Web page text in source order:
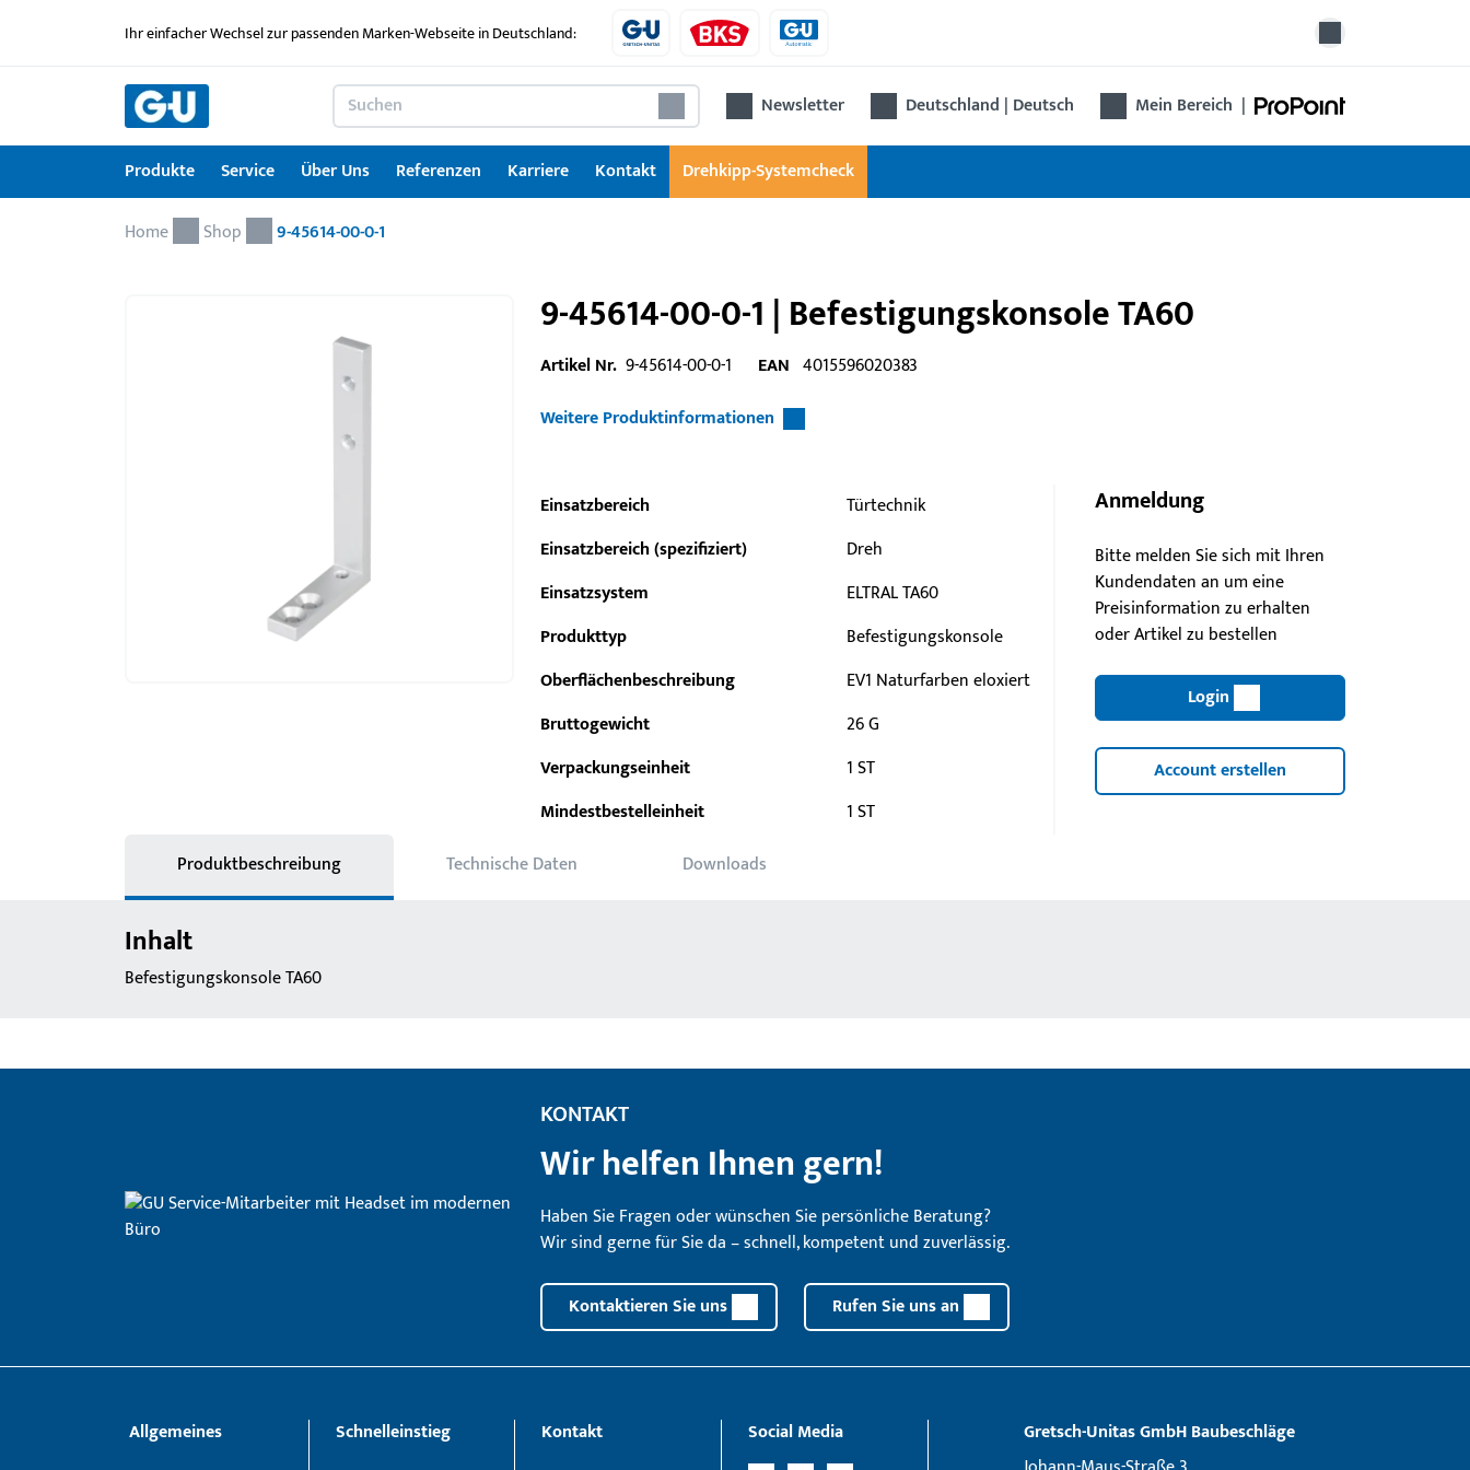
Ihr einfacher Wechsel zur passenden Marken-Webseite in Deutschland:
Newsletter Deutschland | Deutsch Mein Bereich |
Produkte
Produkte
Service
Service
Service für Architekten & Planer
Über Uns
Über Uns
Referenzen
Referenzen
Karriere
Karriere
Kontakt
Kontakt
Drehkipp-Systemcheck
Drehkipp-Systemcheck
Home Shop 9-45614-00-0-1
9-45614-00-0-1 | Befestigungskonsole TA60
Artikel Nr. 9-45614-00-0-1 EAN 4015596020383
Weitere Produktinformationen
Einsatzbereich
Türtechnik
Einsatzbereich (spezifiziert)
Dreh
Einsatzsystem
ELTRAL TA60
Produkttyp
Befestigungskonsole
Oberflächenbeschreibung
EV1 Naturfarben eloxiert
Bruttogewicht
26 G
Verpackungseinheit
1 ST
Mindestbestelleinheit
1 ST
Anmeldung
Bitte melden Sie sich mit Ihren
Kundendaten an um eine
Preisinformation zu erhalten
oder Artikel zu bestellen
Login
Account erstellen
Produktbeschreibung Technische Daten Downloads
Inhalt
Befestigungskonsole TA60
KONTAKT
Wir helfen Ihnen gern!
Haben Sie Fragen oder wünschen Sie persönliche Beratung?
Wir sind gerne für Sie da – schnell, kompetent und zuverlässig.
Kontaktieren Sie uns Rufen Sie uns an
Allgemeines
Schnelleinstieg
Kontakt
Social Media
Gretsch­-Unitas GmbH Baubeschläge